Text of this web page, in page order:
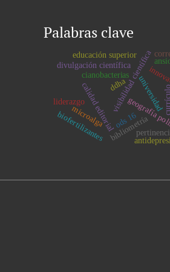
Palabras clave
visibilidad científica
divulgación científica
calidad editorialbibliometría
geografía
universidad
cianobacterias
microalga
biofertilizantes
currículo
ddha
ods 16
educación superior
liderazgo